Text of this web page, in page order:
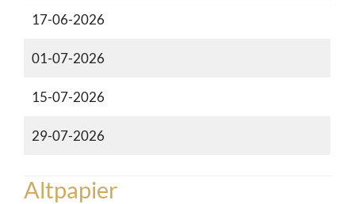
17-06-2026
01-07-2026
15-07-2026
29-07-2026
Altpapier